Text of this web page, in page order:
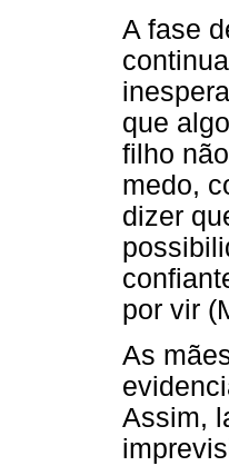
A fase
que
filho
medo,
dizer
por vir
As
Assim,